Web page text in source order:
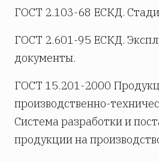
ГОСТ 2.103-68 ЕСКД.
ГОСТ 2.601-95 ЕСКД.
документы.
ГОСТ 15.201-2000
производственно-
Система разработки и
продукции на